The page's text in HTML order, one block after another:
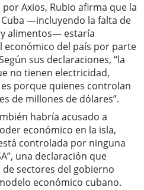
Axios, Rubio afirma que la
—incluyendo la falta de
alimentos— estaría
económico del país por parte
sus declaraciones, “la
no tienen electricidad,
porque quienes controlan
de millones de dólares”.
habría acusado a
económico en la isla,
controlada por ninguna
una declaración que
sectores del gobierno
económico cubano.